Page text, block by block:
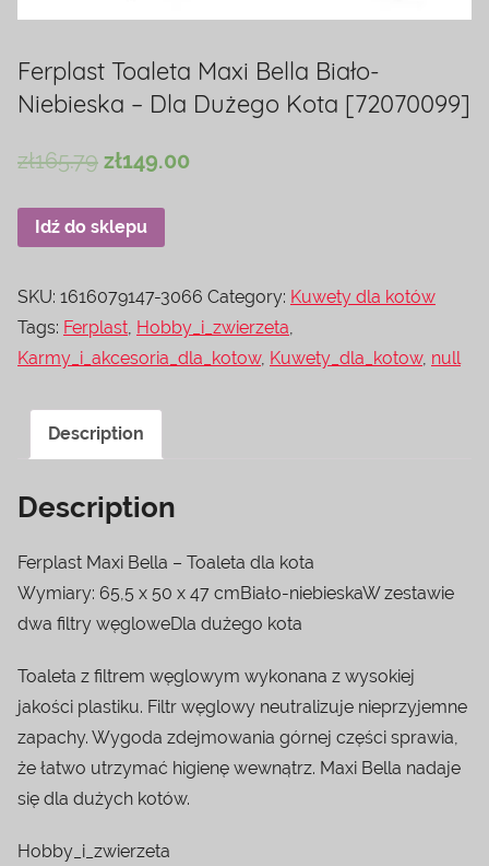
Ferplast Toaleta Maxi Bella Biało-
Niebieska – Dla Dużego Kota [72070099]
zł165.79 zł149.00
Idź do sklepu
SKU: 1616079147-3066 Category: Kuwety dla kotów
Tags: Ferplast Hobby_i_zwierzeta
Karmy_i_akcesoria_dla_kotow, Kuwety_dla_kotow, null
Description
Description
Ferplast Maxi Bella – Toaleta dla kota
Wymiary: 65,5 x 50 x 47 cmBiało-niebieskaW zestawie
dwa filtry węgloweDla dużego kota
Toaleta z filtrem węglowym wykonana z wysokiej
jakości plastiku. Filtr węglowy neutralizuje nieprzyjemne
zapachy. Wygoda zdejmowania górnej części sprawia,
że łatwo utrzymać higienę wewnątrz. Maxi Bella nadaje
się dla dużych kotów.
Hobby_i_zwierzeta